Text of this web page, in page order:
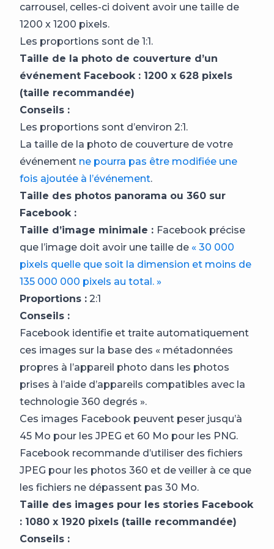
carrousel, celles-ci doivent avoir une taille de
1200 x 1200 pixels.
Les proportions sont de 1:1.
Taille de la photo de couverture d’un
événement Facebook : 1200 x 628 pixels
(taille recommandée)
Conseils :
Les proportions sont d’environ 2:1.
La taille de la photo de couverture de votre
événement ne pourra pas être modifiée une
fois ajoutée à l’événement.
Taille des photos panorama ou 360 sur
Facebook :
Taille d’image minimale : Facebook précise
que l’image doit avoir une taille de « 30 000
pixels quelle que soit la dimension et moins de
135 000 000 pixels au total. »
Proportions : 2:1
Conseils :
Facebook identifie et traite automatiquement
ces images sur la base des « métadonnées
propres à l’appareil photo dans les photos
prises à l’aide d’appareils compatibles avec la
technologie 360 degrés ».
Ces images Facebook peuvent peser jusqu’à
45 Mo pour les JPEG et 60 Mo pour les PNG.
Facebook recommande d’utiliser des fichiers
JPEG pour les photos 360 et de veiller à ce que
les fichiers ne dépassent pas 30 Mo.
Taille des images pour les stories Facebook
: 1080 x 1920 pixels (taille recommandée)
Conseils :